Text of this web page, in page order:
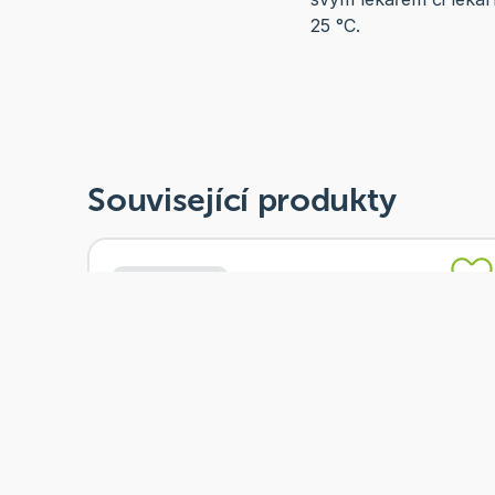
25 °C.
Související produkty